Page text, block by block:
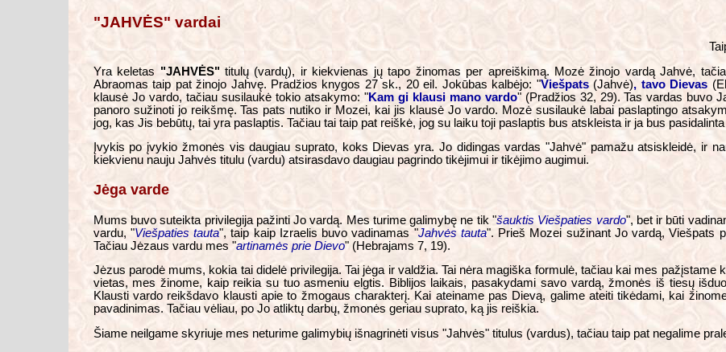
"JAHVĖS" vardai
Yra keletas "JAHVĖS"titulų (vardų), ir kiekvienas jų tapo žinomas per apreiškimą. Mozė žinojo vardą Jahvė,
Abraomas taip pat žinojo Jahvę. Pradžios knygos 27 sk., 20 eil. Jokūbas kalbėjo: "Viešpats(Jahvė), tavo Dievas
klausė Jo vardo, tačiau susilaukė tokio atsakymo: "Kam gi klausi mano vardo" (Pradžios 32, 29). Tas vardas buvo
panoro sužinoti jo reikšmę. Tas pats nutiko ir Mozei, kai jis klausė Jo vardo. Mozė susilaukė labai paslaptingo
jog, kas Jis bebūtų, tai yra paslaptis. Tačiau tai taip pat reiškė, jog su laiku toji paslaptis bus atskleista ir ja bus
Įvykis po įvykio žmonės vis daugiau suprato, koks Dievas yra. Jo didingas vardas "Jahvė" pamažu atsiskleidė, ir
kiekvienu nauju Jahvės titulu (vardu) atsirasdavo daugiau pagrindo tikėjimui ir tikėjimo augimui.
Jėga varde
Mums buvo suteikta privilegija pažinti Jo vardą. Mes turime galimybę ne tik "šauktis Viešpaties vardo", bet ir būti
vardu, "Viešpaties tauta", taip kaip Izraelis buvo vadinamas "Jahvės tauta". Prieš Mozei sužinant Jo vardą, Viešpats
Tačiau Jėzaus vardu mes "artinamės prie Dievo" (Hebrajams 7, 19).
Jėzus parodė mums, kokia tai didelė privilegija. Tai jėga ir valdžia. Tai nėra magiška formulė, tačiau kai mes
vietas, mes žinome, kaip reikia su tuo asmeniu elgtis. Biblijos laikais, pasakydami savo vardą, žmonės iš tiesų
Klausti vardo reikšdavo klausti apie to žmogaus charakterį. Kai ateiname pas Dievą, galime ateiti tikėdami, kai
pavadinimas. Tačiau vėliau, po Jo atliktų darbų, žmonės geriau suprato, ką jis reiškia.
Šiame neilgame skyriuje mes neturime galimybių išnagrinėti visus "Jahvės" titulus (vardus), tačiau taip pat negalime